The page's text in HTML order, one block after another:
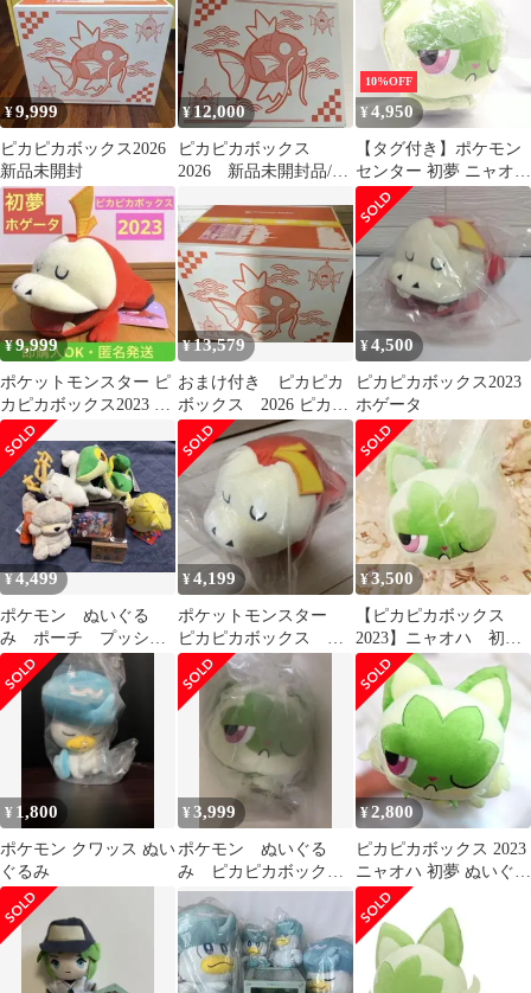
¥9,999
ピカピカボックス2026
新品未開封
¥ 12,000
ピカピカボックス
2026 新品未開封品/納
10%OFF
¥4,950
【タグ付き】ポケモン
センター 初夢 ニャオハ
2023年 ぬいぐるみ
¥9,999
ポケットモンスター ピ
カピカボックス2023 ホ
ゲータ 初夢 ぬいぐるみ
タグ付
¥13,579
おまけ付き ピカピカ
ボックス 2026 ピカチ
ュウ おまけ多数
¥4,500
ピカピカボックス2023
ホゲータ
¥4,499
ポケモン ぬいぐる
み ポーチ プッシュ
ピンセット
¥4,199
ポケットモンスター
ピカピカボックス
2023 ホゲータ 初夢
ぬいぐるみ
¥3,500
【ピカピカボックス
2023】ニャオハ 初夢
ぬいぐるみ
¥ 1,800
ポケモン クワッス ぬい
ぐるみ
¥3,999
ポケモン ぬいぐる
み ピカピカボック
ス ニャオハ
¥2,800
ピカピカボックス 2023
ニャオハ 初夢 ぬいぐる
み